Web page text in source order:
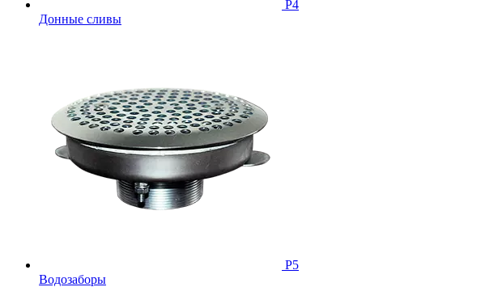
Р4
Донные сливы
Р5
Водозаборы